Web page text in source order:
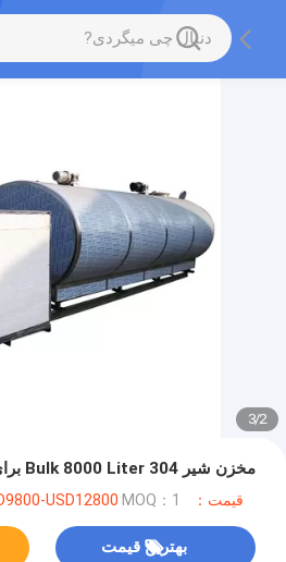
2
/
3
مخزن شیر 304 Bulk 8000 Liter برای مزرعه لبنی
قیمت：USD9800-USD12800 MOQ：1 ست
بهترین قیمت